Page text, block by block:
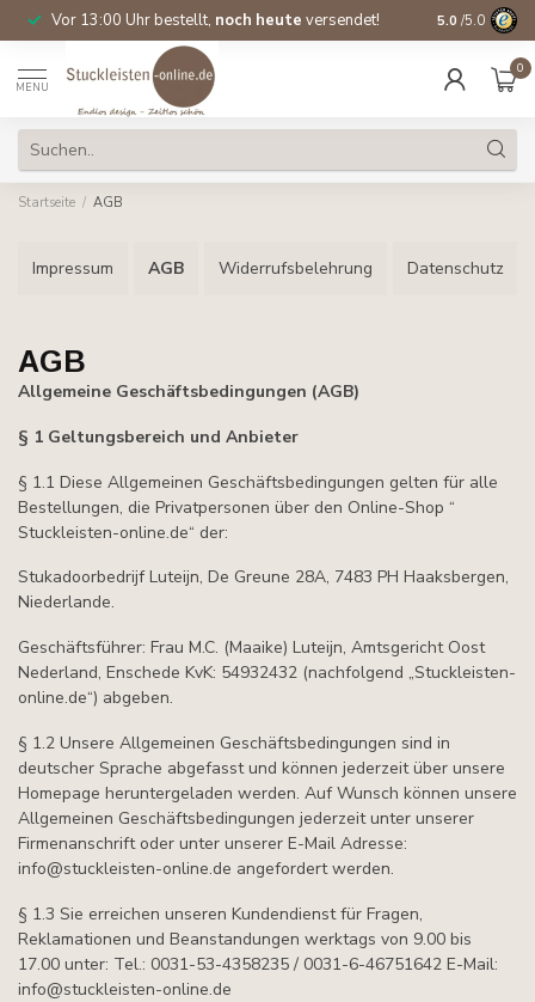
Vor 13:00 Uhr bestellt, noch heute versendet! Direkt ab
5.0 /5.0
MENU
0
Startseite / AGB
Impressum AGB Widerrufsbelehrung Datenschutz
AGB
Allgemeine Geschäftsbedingungen (AGB)
§ 1 Geltungsbereich und Anbieter
§ 1.1 Diese Allgemeinen Geschäftsbedingungen gelten für alle
Bestellungen, die Privatpersonen über den Online-Shop “
Stuckleisten-online.de“ der:
Stukadoorbedrijf Luteijn, De Greune 28A, 7483 PH Haaksbergen,
Niederlande.
Geschäftsführer: Frau M.C. (Maaike) Luteijn, Amtsgericht Oost
Nederland, Enschede KvK: 54932432 (nachfolgend „Stuckleisten-
online.de“) abgeben.
§ 1.2 Unsere Allgemeinen Geschäftsbedingungen sind in
deutscher Sprache abgefasst und können jederzeit über unsere
Homepage heruntergeladen werden. Auf Wunsch können unsere
Allgemeinen Geschäftsbedingungen jederzeit unter unserer
Firmenanschrift oder unter unserer E-Mail Adresse:
info@stuckleisten-online.de angefordert werden.
§ 1.3 Sie erreichen unseren Kundendienst für Fragen,
Reklamationen und Beanstandungen werktags von 9.00 bis
17.00 unter: Tel.: 0031-53-4358235 / 0031-6-46751642 E-Mail:
info@stuckleisten-online.de